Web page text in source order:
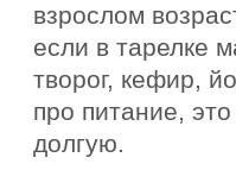
взрослом
если в тарелке
творог, кефир,
про питание,
долгую.